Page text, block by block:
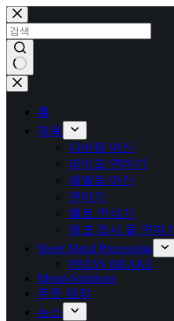
본
문
으
로
건
너
결
홈
제품
디버링 머신
파이프 연마기
레벨링 머신
연마기
벨트 연삭기
탱크 접시 끝 연마기
Sheet Metal Processing
PRESS BRAKE
Metal-Solutions
주문 제작
뉴스